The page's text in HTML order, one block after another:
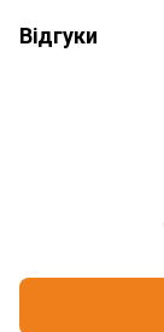
Відгуки